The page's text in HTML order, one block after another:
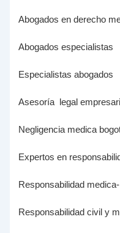
Abogados en derecho
Abogados especialistas
Especialistas abogados
Asesoría legal
Negligencia medica
Expertos en
Responsabilidad
Responsabilidad civil y